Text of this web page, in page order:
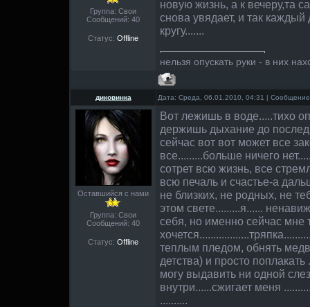
Группа: Свои
Сообщений: 40
Статус: Offline
новую жизнь, а к вечеру,та
снова увядает, и так
кругу.......
нельзя опускать руки - в них
диковинка Дата: Среда, 06.01.2010, 04:31 |
Оставшийся с нами
Группа: Свои
Сообщений: 40
Статус: Offline
Вот лежишь в воде.....тихо
держишь дыхание до
сейчас вот вот может все
все.........больше ничего
сотрет всю жизнь, все
всю печаль и счастье-а
не близких, не родных, не
этом свете.........я......
себя, но именно сейчас мне
теплым пледом, обнять
детства) и просто
могу выдавить ни одной
внутри......сжигает меня
..........